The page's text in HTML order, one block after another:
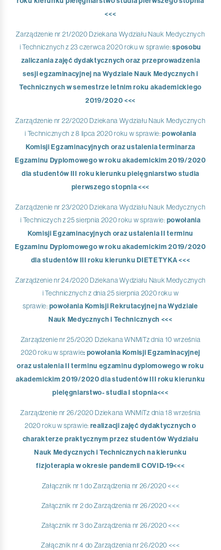
<<<
Zarządzenie nr 21/2020 Dziekana Wydziału Nauk Medycznych
i Technicznych z 23 czerwca 2020 roku w sprawie:sposobu
zaliczania zajęć dydaktycznych oraz przeprowadzenia
sesji egzaminacyjnej na Wydziale Nauk Medycznych i
Technicznych w semestrze letnim roku akademickiego
2019/2020 <<<
Zarządzenie nr 22/2020 Dziekana Wydziału Nauk Medycznych
i Technicznych z 8 lipca 2020 roku w sprawie:powołania
Komisji Egzaminacyjnych oraz ustalenia terminarza
Egzaminu Dyplomowego w roku akademickim 2019/2020
dla studentów III roku kierunku pielęgniarstwo studia
pierwszego stopnia <<<
Zarządzenie nr 23/2020 Dziekana Wydziału Nauk Medycznych
i Techniczych z 25 sierpnia 2020 roku w sprawie: powołania
Komisji Egzaminacyjnych oraz ustalenia II terminu
Egzaminu Dyplomowego w roku akademickim 2019/2020
dla studentów III roku kierunku DIETETYKA <<<
Zarządzenie nr 24/2020 Dziekana Wydziału Nauk Medycznych
i Technicznych z dnia 25 sierpnia 2020 roku w
sprawie: powołania Komisji Rekrutacyjnej na Wydziale
Nauk Medycznych i Technicznych <<<
Zarządzenie nr 25/2020 Dziekana WNMiTz dnia 10 września
2020 roku w sprawie: powołania Komisji Egzaminacyjnej
oraz ustalenia II terminu egzaminu dyplomowego w roku
akademickim 2019/2020 dla studentów III roku kierunku
pielęgniarstwo- studia I stopnia<<<
Zarządzenie nr 26/2020 Dziekana WNMiTz dnia 18 września
2020 roku w sprawie: realizacji zajęć dydaktycznych o
charakterze praktycznym przez studentów Wydziału
Nauk Medycznych i Technicznych na kierunku
fizjoterapia w okresie pandemii COVID-19<<<
Załącznik nr 1 do Zarządzenia nr 26/2020 <<<
Załącznik nr 2 do Zarządzenia nr 26/2020 <<<
Załącznik nr 3 do Zarządzenia nr 26/2020 <<<
Załącznik nr 4 do Zarządzenia nr 26/2020 <<<